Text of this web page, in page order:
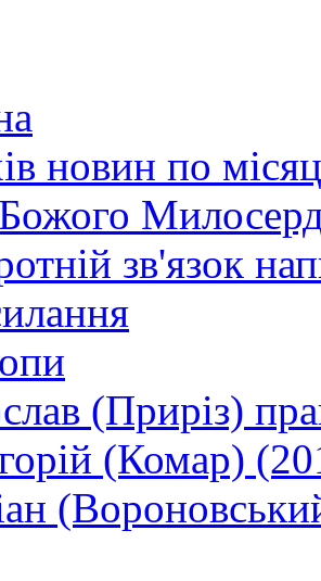
новин по
зв'язок
(Приріз)
(Комар)